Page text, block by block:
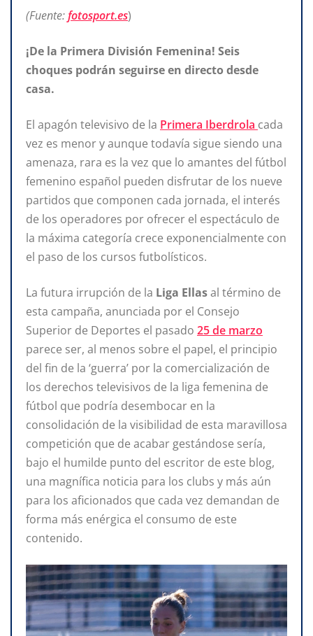
(Fuente:fotosport.es)
¡De la Primera División Femenina! Seis
choques podrán seguirse en directo desde
casa.
El apagón televisivo de la Primera Iberdrola cada
vez es menor y aunque todavía sigue siendo una
amenaza, rara es la vez que lo amantes del fútbol
femenino español pueden disfrutar de los nueve
partidos que componen cada jornada, el interés
de los operadores por ofrecer el espectáculo de
la máxima categoría crece exponencialmente con
el paso de los cursos futbolísticos.
La futura irrupción de la Liga Ellasal término de
esta campaña, anunciada por el Consejo
Superior de Deportes el pasado 25 de marzo
parece ser, al menos sobre el papel, el principio
del fin de la ‘guerra’ por la comercialización de
los derechos televisivos de la liga femenina de
fútbol que podría desembocar en la
consolidación de la visibilidad de esta maravillosa
competición que de acabar gestándose sería,
bajo el humilde punto del escritor de este blog,
una magnífica noticia para los clubs y más aún
para los aficionados que cada vez demandan de
forma más enérgica el consumo de este
contenido.